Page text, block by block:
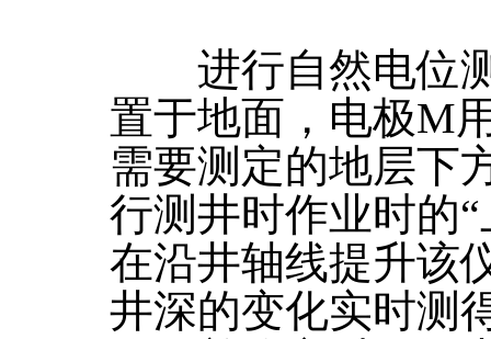
进行自然电位测
置于地面，电极M
需要测定的地层下
行测井时作业时的“
在沿井轴线提升该
井深的变化实时测